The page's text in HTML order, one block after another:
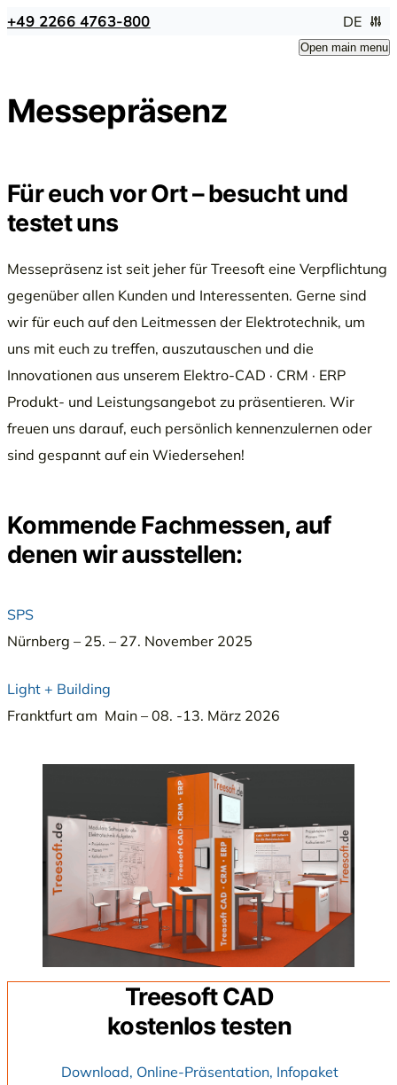
+49 2266 4763-800 DE
Open main menu
Messepräsenz
Für euch vor Ort – besucht und
testet uns
Messepräsenz ist seit jeher für Treesoft eine Verpflichtung
gegenüber allen Kunden und Interessenten. Gerne sind
wir für euch auf den Leitmessen der Elektrotechnik, um
uns mit euch zu treffen, auszutauschen und die
Innovationen aus unserem Elektro-CAD · CRM · ERP
Produkt- und Leistungsangebot zu präsentieren. Wir
freuen uns darauf, euch persönlich kennenzulernen oder
sind gespannt auf ein Wiedersehen!
Kommende Fachmessen, auf
denen wir ausstellen:
SPS
Nürnberg – 25. – 27. November 2025
Light + Building
Franktfurt am Main – 08. -13. März 2026
Treesoft CAD
kostenlos testen
Download, Online-Präsentation, Infopaket